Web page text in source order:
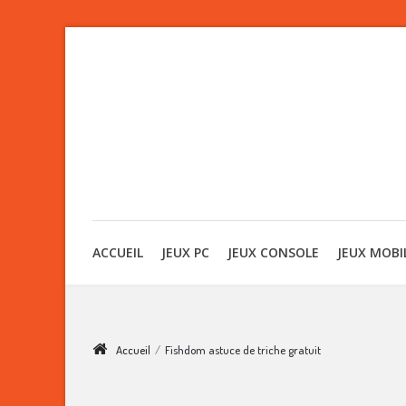
ACCUEIL JEUX PC JEUX CONSOLE JEUX
Accueil / Fishdom astuce de triche gratuit